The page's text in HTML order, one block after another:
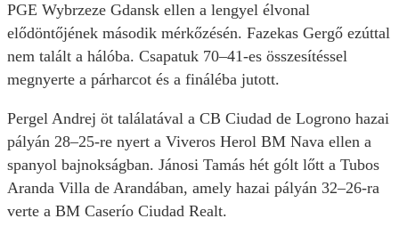
PGE Wybrzeze Gdansk ellen a lengyel élvonal
elődöntőjének második mérkőzésén. Fazekas Gergő ezúttal
nem talált a hálóba. Csapatuk 70–41-es összesítéssel
megnyerte a párharcot és a fináléba jutott.
Pergel Andrej öt találatával a CB Ciudad de Logrono hazai
pályán 28–25-re nyert a Viveros Herol BM Nava ellen a
spanyol bajnokságban. Jánosi Tamás hét gólt lőtt a Tubos
Aranda Villa de Arandában, amely hazai pályán 32–26-ra
verte a BM Caserío Ciudad Realt.